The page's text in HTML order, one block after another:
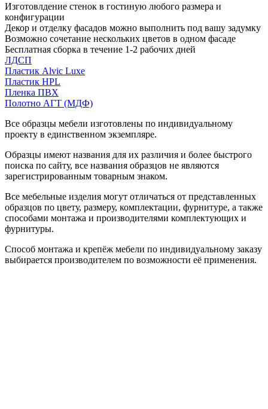
Изготовлдение стенок в гостиную любого размера и
конфигурации
Декор и отделку фасадов можно выполнить под вашу задумку
Возможно сочетание нескольких цветов в одном фасаде
Бесплатная сборка в течение 1-2 рабочих дней
ЛДСП
Пластик Alvic Luxe
Пластик HPL
Пленка ПВХ
Полотно АГТ (МДФ)
Все образцы мебели изготовлены по индивидуальному
проекту в единственном экземпляре.
Образцы имеют названия для их различия и более быстрого
поиска по сайту, все названия образцов не являются
зарегистрированным товарным знаком.
Все мебельные изделия могут отличаться от представленных
образцов по цвету, размеру, комплектации, фурнитуре, а также
способами монтажа и производителями комплектующих и
фурнитуры.
Способ монтажа и крепёж мебели по индивидуальному заказу
выбирается производителем по возможности её применения.